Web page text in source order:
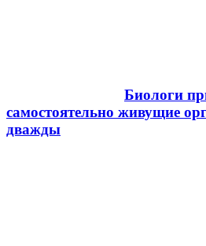
Биологи
самостоятельно живущие
дважды